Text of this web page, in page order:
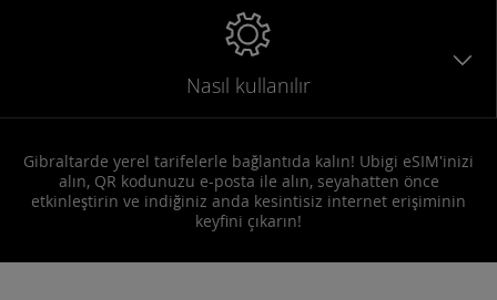
Nasıl kullanılır
Gibraltarde yerel tarifelerle bağlantıda kalın! Ubigi eSIM'inizi
alın, QR kodunuzu e-posta ile alın, seyahatten önce
etkinleştirin ve indiğiniz anda kesintisiz internet erişiminin
keyfini çıkarın!